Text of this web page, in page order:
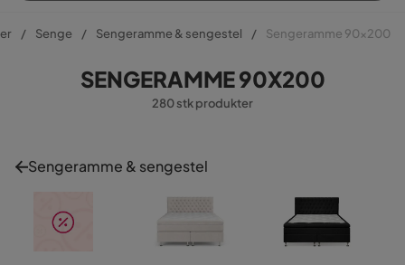
Senge Sengeramme & sengestel Sengeramme 90x200
SENGERAMME 90X200
280 stk produkter
Sengeramme & sengestel